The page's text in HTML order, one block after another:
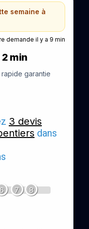
semaine à
demande il y a 9 min
min
garantie
3 devis
dans
6 7 8